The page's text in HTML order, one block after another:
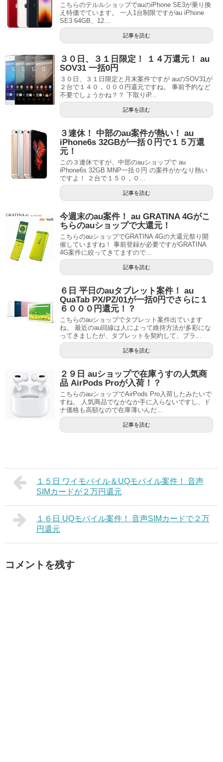
こちらのテルルショップでauのiPhone SE3が乗り換
え特価でています。 一人1台制限ですがau iPhone
SE3 64GB、12...
記事を読む
３０日、３１日限定！ １４万還元！ au
SOV31 一括0円
３０日、３１日限定と月末案件ですが auのSOV31が
２台で１４０，０００円還元ですね。 事前予約など
不要でしょうかね？？ 下取りiP...
記事を読む
３連休！ 中部のau案件が熱い！ au
iPhone6s 32GBが一括０円で１５万還
元！
この３連休ですが、中部のauショップで au
iPhone6s 32GB MNP一括０円 の案件がかなり熱い
ですよ！ ２台で１５０，０...
記事を読む
今週末のau案件！ au GRATINA 4Gがこ
ちらのauショップで大還元！
こちらのauショップでGRATINA 4Gの大還元祭り開
催していますね！ 事前登録が必要ですがGRATINA
4G案件に絞ってきてますので...
記事を読む
６日 平日のauタブレット案件！ au
QuaTab PX/PZ/01が一括0円でさらに１
６０００円還元！？
こちらのauショップでタブレット案件出ています
ね。 最近のau回線は人によって維持方法が多彩にな
ってきましたが、タブレットを契約して、プラ...
記事を読む
２９日 auショップで在庫うすの人気商
品 AirPods Proが入荷！？
こちらのauショップでAirPods Pro入荷したみたいで
すね。 人気商品でなかなか手に入らないですし、ド
ナ価格も高額なので在庫薄いんだ...
記事を読む
１５日 ワイモバイル＆UQモバイル案件！ 音声
SIMカードが２万円還元
１６日 UQモバイル案件！ 音声SIMカードで２万
円還元
コメントを残す